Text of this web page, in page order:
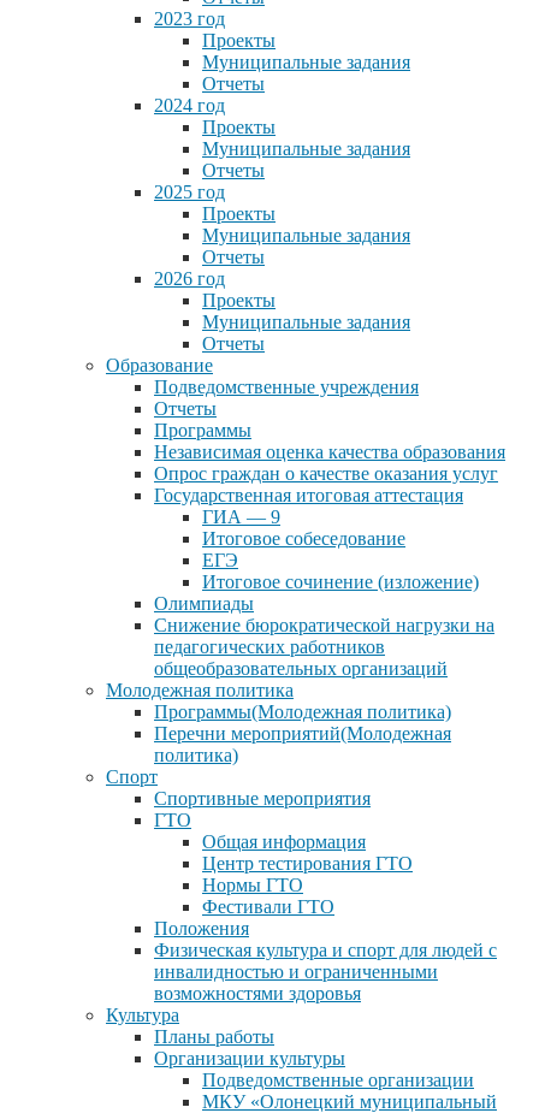
2023 год
Проекты
Муниципальные задания
Отчеты
2024 год
Проекты
Муниципальные задания
Отчеты
2025 год
Проекты
Муниципальные задания
Отчеты
2026 год
Проекты
Муниципальные задания
Отчеты
Образование
Подведомственные учреждения
Отчеты
Программы
Независимая оценка качества образования
Опрос граждан о качестве оказания услуг
Государственная итоговая аттестация
ГИА — 9
Итоговое собеседование
ЕГЭ
Итоговое сочинение (изложение)
Олимпиады
Снижение бюрократической нагрузки на
педагогических работников
общеобразовательных организаций
Молодежная политика
Программы(Молодежная политика)
Перечни мероприятий(Молодежная
политика)
Спорт
Спортивные мероприятия
ГТО
Общая информация
Центр тестирования ГТО
Нормы ГТО
Фестивали ГТО
Положения
Физическая культура и спорт для людей с
инвалидностью и ограниченными
возможностями здоровья
Культура
Планы работы
Организации культуры
Подведомственные организации
МКУ «Олонецкий муниципальный